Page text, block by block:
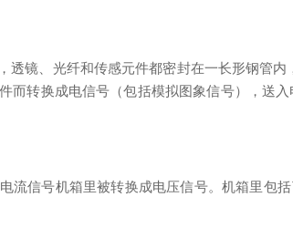
镜、光纤和传感元件都密封在一长形钢管
转换成电信号（包括模拟图象信号），送
信号机箱里被转换成电压信号。机箱里包